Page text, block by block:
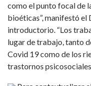
como el punto focal de
bioéticas”, manifestó el
introductorio. “Los
lugar de trabajo, tanto
Covid 19 como de los
trastornos